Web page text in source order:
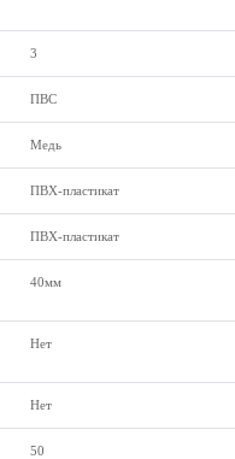
3
ПВС
Медь
ПВХ-пластикат
ПВХ-пластикат
40мм
Нет
Нет
50